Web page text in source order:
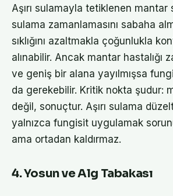
Aşırı sulamayla tetiklenen mantar
sulama zamanlamasını sabaha
sıklığını azaltmakla çoğunlukla
alınabilir. Ancak mantar hastalığı
ve geniş bir alana yayılmışsa
da gerekebilir. Kritik nokta şudur:
değil, sonuçtur. Aşırı sulama
yalnızca fungisit uygulamak
ama ortadan kaldırmaz.
4. Yosun ve Alg Tabakası